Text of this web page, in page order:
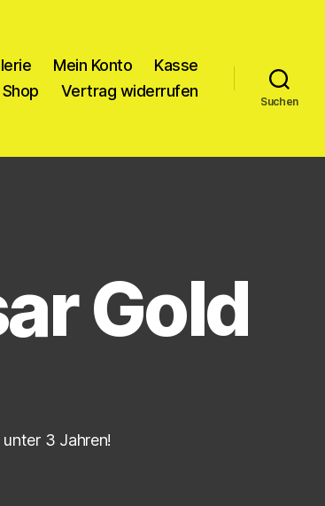
Mein Konto
Kasse
Shop Vertrag widerrufen
Suchen
Gold
3 Jahren!